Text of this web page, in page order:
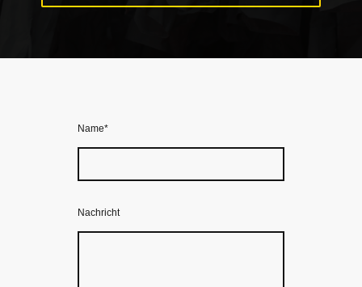
Name*
Nachricht